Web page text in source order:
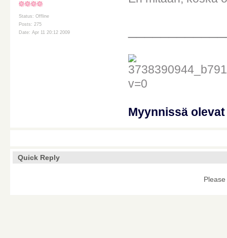
Status: Offline
Posts: 275
Date: Apr 11 20:12 2009
Myynnissä
Quick Reply